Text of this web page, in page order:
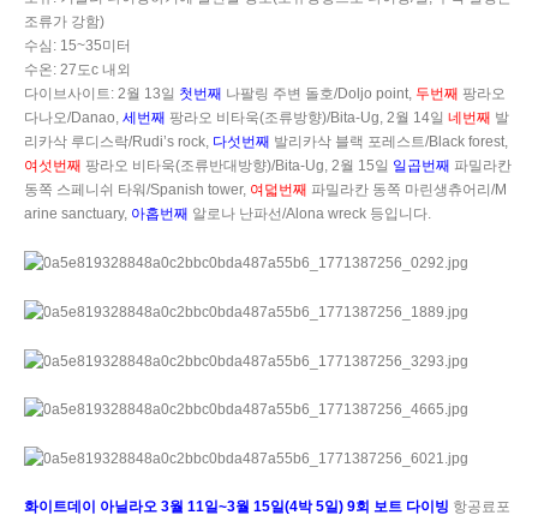
조류가 강함)
수심 : 15~35미터
수온: 27도c 내외
다이브사이트: 2월 13일 첫번째 나팔링 주변 돌호/Doljo point, 두번째 팡라오
다나오/Danao, 세번째 팡라오 비타욱(조류방향)/Bita-Ug, 2월 14일 네번째 발
리카삭 루디스락/Rudi’s rock, 다섯번째 발리카삭 블랙 포레스트/Black forest,
여섯번째 팡라오 비타욱(조류반대방향)/Bita-Ug, 2월 15일 일곱번째 파밀라칸
동쪽 스페니쉬 타워 /Spanish tower, 여덟번째 파밀라칸 동쪽 마린생츄어리 /M
arine sanctuary, 아홉번째 알로나 난파선/Alona wreck 등입니다.
화이트데이 아닐라오 3월 11일~3월 15일(4박5일) 9회 보트 다이빙 항공료포